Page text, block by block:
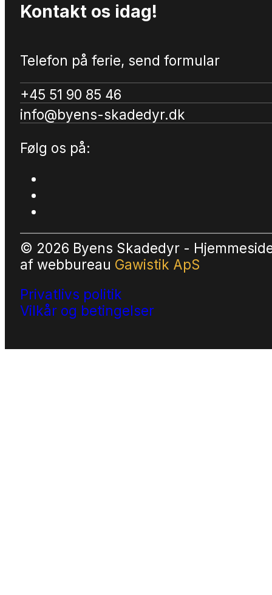
Kontakt os idag!
Telefon på ferie, send formular
+45 51 90 85 46
info@byens-skadedyr.dk
Følg os på:
© 2026 Byens Skadedyr -
af webbureau Gawistik ApS
Privatlivs politik
Vilkår og betingelser